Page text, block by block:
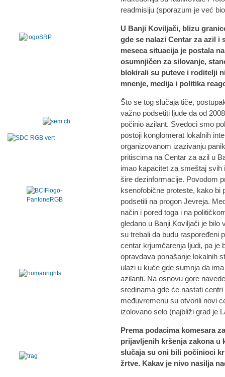
readmisiju (sporazum je već
U Banji Koviljači, blizu
gde se nalazi Centar za azil i
meseca situacija je postala
osumnjičen za silovanje,
blokirali su puteve i roditelji
mnenje, medija i politika
Što se tog slučaja tiče,
važno podsetiti ljude da od
počinio azilant. Svedoci smo
postoji konglomerat lokalnih
organizovanom izazivanju
pritiscima na Centar za azil u
imao kapacitet za smeštaj svih
šire dezinformacije. Povodom
ksenofobične proteste, kako bi
podsetili na progon Jevreja.
način i pored toga i na
gledano u Banji Koviljači je bilo
su trebali da budu raspoređeni
centar krjumčarenja ljudi, pa je
opravdava ponašanje lokalnih
ulazi u kuće gde sumnja da
azilanti. Na osnovu gore
sredinama gde će nastati
međuvremenu su otvorili novi
izolovano selo (najbliži grad je
Prema podacima komesara
prijavljenih kršenja zakona u
slučaja su oni bili počinioci
žrtve. Kakav je nivo nasilja